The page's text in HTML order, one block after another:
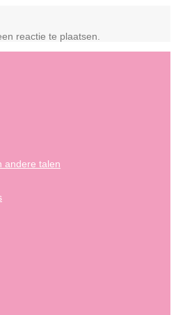
reactie te plaatsen.
andere talen